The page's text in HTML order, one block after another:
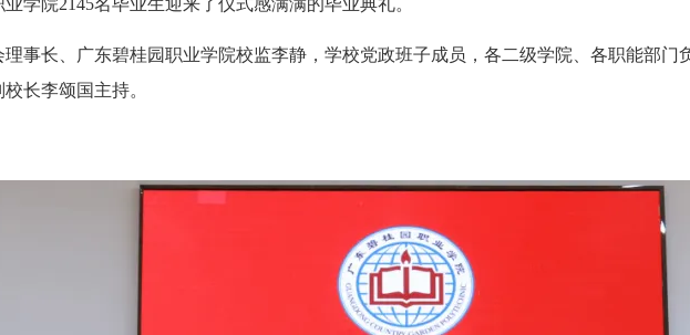
业学院2145名毕业生迎来了仪式感满满的毕业典礼。
理事长、广东碧桂园职业学院校监李静，学校党政班子成员，各二级学院、各职能部门
长李颂国主持。